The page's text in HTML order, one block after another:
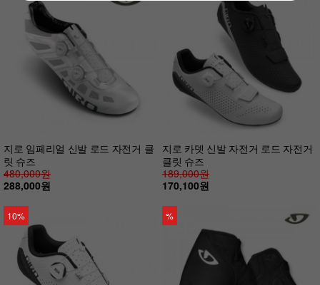
지로 임페리얼 신발 로드 자전거 클
릿 슈즈
480,000원
288,000원
지로 카뎃 신발 자전거 로드 자전거
클릿 슈즈
189,000원
170,100원
10% %